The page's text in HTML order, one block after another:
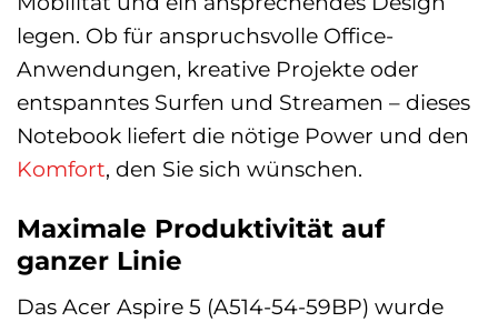
legen. Ob für anspruchsvolle Office-
Anwendungen, kreative Projekte oder
entspanntes Surfen und Streamen – dieses
Notebook liefert die nötige Power und den
Komfort, den Sie sich wünschen.
Maximale Produktivität auf
ganzer Linie
Das Acer Aspire 5 (A514-54-59BP) wurde